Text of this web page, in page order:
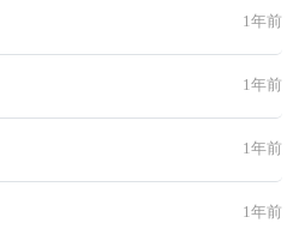
1年前
1年前
1年前
1年前